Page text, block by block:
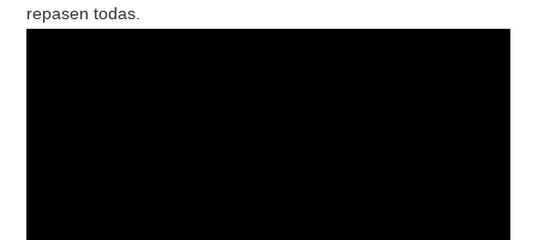
repasen todas.